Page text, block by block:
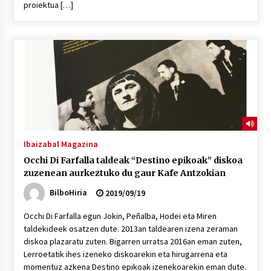
2026/07/09
Larunbatean Plentziako Itsas Martxa ospatuko
da
2026/07/07
LIBURUEN ERREPUBLIKA TXIKIA: Hiragana akats
2026/07/07
Auritz Iñurrietaren margoak ikusgai
2026/07/03
SOINUGELA: Paul McCartney eta Ringo Starr-en
lan berriak
proiektua […]
Ibaizabal Magazina
Occhi Di Farfalla taldeak “Destino epikoak” diskoa
zuzenean aurkeztuko du gaur Kafe Antzokian
BilboHiria
2019/09/19
Occhi Di Farfalla egun Jokin, Peñalba, Hodei eta Miren
taldekideek osatzen dute. 2013an taldearen izena zeraman
diskoa plazaratu zuten. Bigarren urratsa 2016an eman zuten,
Lerroetatik ihes izeneko diskoarekin eta hirugarrena eta
momentuz azkena Destino epikoak izenekoarekin eman dute.